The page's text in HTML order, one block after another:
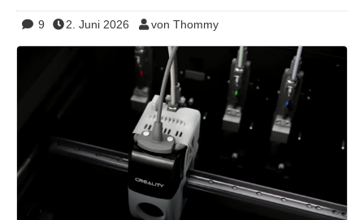
9 2. Juni 2026 von Thommy